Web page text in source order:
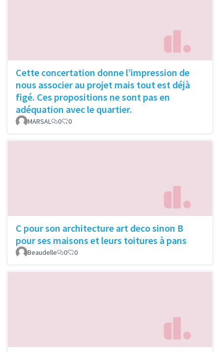
Cette concertation donne l’impression de
nous associer au projet mais tout est déjà
figé. Ces propositions ne sont pas en
adéquation avec le quartier.
MARSAL 0 0
C pour son architecture art deco sinon B
pour ses maisons et leurs toitures à pans
Beaudelle 0 0